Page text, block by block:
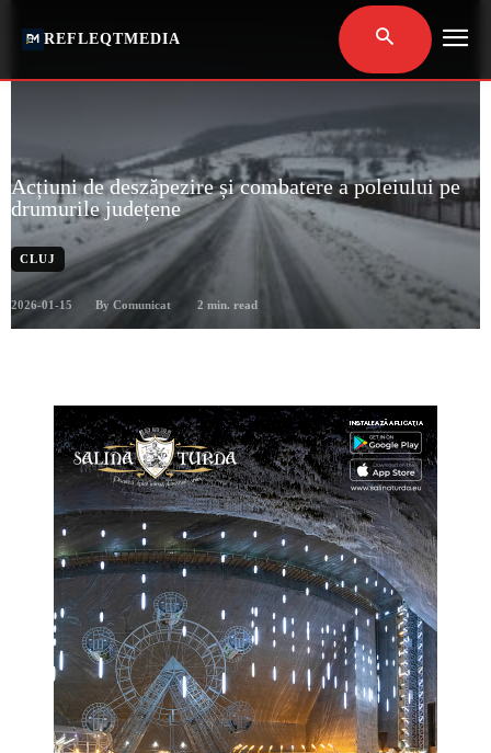
REFLEQTMEDIA
Acțiuni de deszăpezire și combatere a poleiului pe
drumurile județene
CLUJ
2026-01-15 By Comunicat 2 min. read